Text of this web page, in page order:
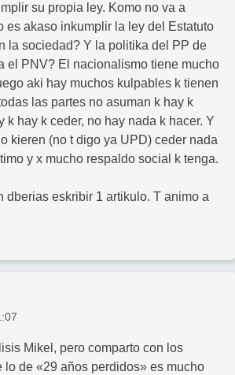
su propia ley. Komo no va a
es akaso inkumplir la ley del Estatuto
la sociedad? Y la politika del PP de
el PNV? El nacionalismo tiene mucho
aki hay muchos kulpables k tienen
las partes no asuman k hay k
k hay k ceder, no hay nada k hacer. Y
kieren (no t digo ya UPD) ceder nada
y x mucho respaldo social k tenga.
dberias eskribir 1 artikulo. T animo a
Mikel, pero comparto con los
lo de «29 años perdidos» es mucho